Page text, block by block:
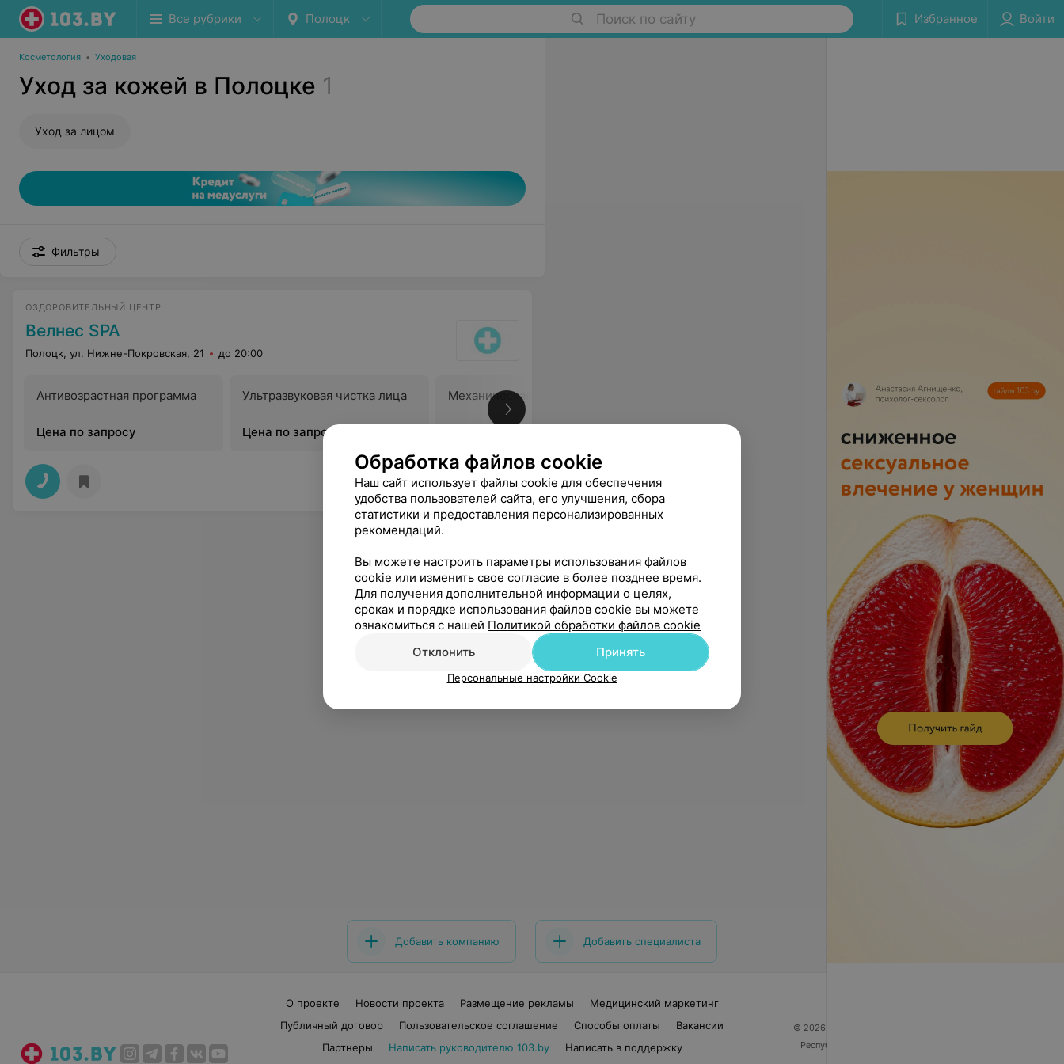
Все рубрики Полоцк Поиск по сайту Избранное Войти
Косметология • Уходовая
Уход за кожей в Полоцке 1
Уход за лицом
Фильтры
ОЗДОРОВИТЕЛЬНЫЙ ЦЕНТР
Велнес SPA
Полоцк, ул. Нижне-Покровская, 21 до 20:00
Антивозрастная программа
Цена по запросу
Ультразвуковая чистка лица
Цена по запросу
Механическая чистка лица
Цена по запросу
Пилинг
Цена по запросу
Добавить компанию Добавить специалиста
О проекте Новости проекта Размещение рекламы
Медицинский маркетинг
Публичный договор
Пользовательское соглашение Способы оплаты
Вакансии
Партнеры
Написать руководителю 103.by
Написать в поддержку
© 2026 ООО «Артокс Лаб», УНП 191700409
Республика Беларусь, г. Минск, улица Толбухина, 2,
Обработка файлов cookie
Наш сайт использует файлы cookie для обеспечения
удобства пользователей сайта, его улучшения, сбора
статистики и предоставления персонализированных
рекомендаций.
Вы можете настроить параметры использования файлов
cookie или изменить свое согласие в более позднее время.
Для получения дополнительной информации о целях,
сроках и порядке использования файлов cookie вы можете
ознакомиться с нашей Политикой обработки файлов cookie
Отклонить
Принять
Персональные настройки Cookie